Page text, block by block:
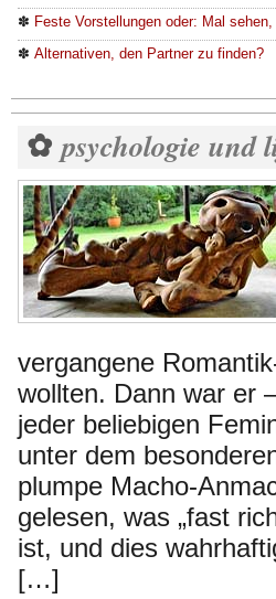
✽ Feste Vorstellungen oder: Mal
✽ Alternativen, den Partner zu finden?
✿ psychologie und
vergangene
wollten. Dann war er
jeder beliebigen
unter dem
plumpe Macho-
gelesen, was „fast
ist, und dies
[…]